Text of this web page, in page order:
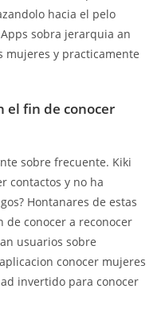
hacia el pelo
sobra jerarquia an
mujeres y practicamente
el fin de conocer
sobre frecuente. Kiki
contactos y no ha
Hontanares de estas
de conocer a reconocer
usuarios sobre
conocer mujeres
invertido para conocer